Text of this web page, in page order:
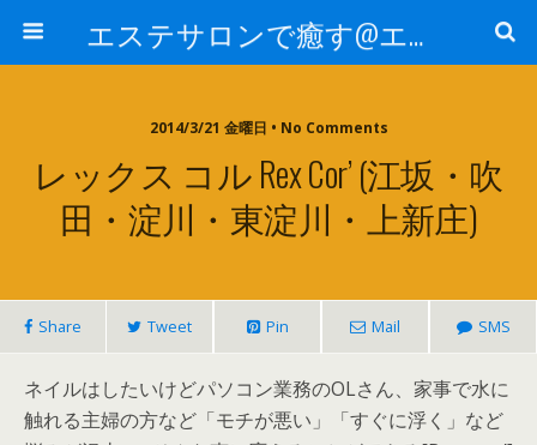
エステサロンで癒す@エステ～全国エステ情報
2014/3/21 金曜日 • No Comments
レックス コル Rex Cor’ (江坂・吹
田・淀川・東淀川・上新庄)
Share Tweet Pin Mail SMS
ネイルはしたいけどパソコン業務のOLさん、家事で水に
触れる主婦の方など「モチが悪い」「すぐに浮く」など